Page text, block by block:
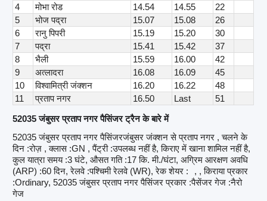
4
मोभा रोड 14.54 14.55
22
5
भोज पद्रा 15.07 15.08
26
6
रानु पिपरी 15.19 15.20
30
7
पद्रा 15.41 15.42
37
8
भैली 15.59 16.00
42
9
अत्लादरा 16.08 16.09
45
10
विश्वामित्री जंक्शन 16.20 16.22
48
11
प्रताप नगर 16.50 Last
51
52035 जंबुसर प्रताप नगर पैसिंजर ट्रैन के बारे में
52035 जंबुसर प्रताप नगर पैसिंजरजंबुसर जंक्शन से प्रताप नगर , चलने के
दिन :रोज़ , क्लास :GN , पैंट्री :उपलब्ध नहीं है, किराए में खाना शामिल नहीं है,
कुल यात्रा समय :3 घंटे, औसत गति :17 कि. मी./घंटा, अग्रिम आरक्षण अवधि
(ARP) :60 दिन, रेलवे :पश्चिमी रेलवे (WR), रेक शेयर :
, , किराया प्रकार
:Ordinary, 52035 जंबुसर प्रताप नगर पैसिंजर प्रकार :पैसेंजर गेज :नैरो
गेज